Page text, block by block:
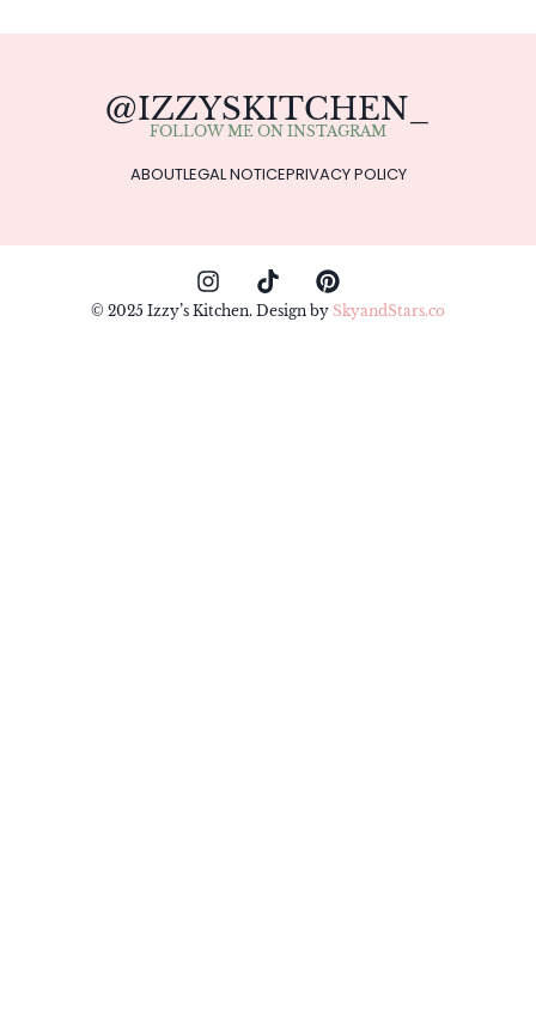
@IZZYSKITCHEN_
FOLLOW ME ON INSTAGRAM
ABOUTLEGAL NOTICEPRIVACY POLICY
© 2025 Izzy’s Kitchen. Design by SkyandStars.co